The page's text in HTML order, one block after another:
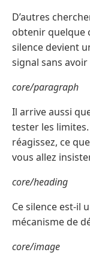
D’autres
obtenir quelque
silence devient
signal sans avoir
core/paragraph
Il arrive aussi
tester les
réagissez, ce
vous allez
core/heading
Ce silence est-il
mécanisme de
core/image